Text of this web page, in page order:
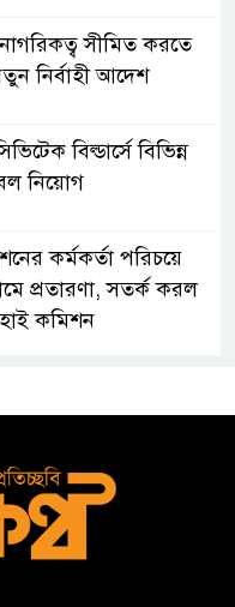
সীমিত করতে
নির্বাহী আদেশ
বিল্ডার্সে বিভিন্ন
নিয়োগ
কর্মকর্তা পরিচয়ে
প্রতারণা, সতর্ক করল
কমিশন
স্কলারশিপ চালু করবে
পাড়ে “ISylhet”